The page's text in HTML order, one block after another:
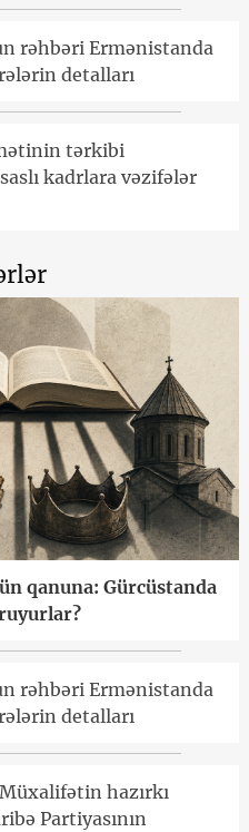
rəhbəri Ermənistanda
detalları
tərkibi
kadrlara vəzifələr
qanuna: Gürcüstanda
rəhbəri Ermənistanda
detalları
hazırkı
Partiyasının